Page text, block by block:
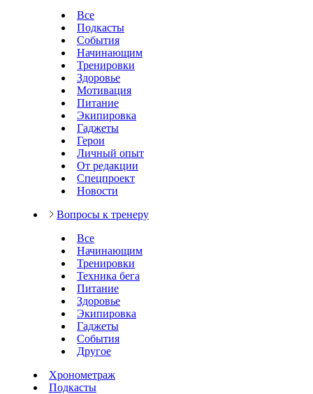
Все
Подкасты
События
Начинающим
Тренировки
Здоровье
Мотивация
Питание
Экипировка
Гаджеты
Герои
Личный опыт
От редакции
Спецпроект
Новости
Вопросы к тренеру
Все
Начинающим
Тренировки
Техника бега
Питание
Здоровье
Экипировка
Гаджеты
События
Другое
Хронометраж
Подкасты